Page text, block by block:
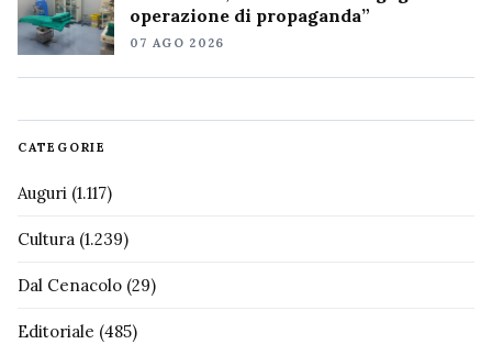
operazione di propaganda”
07 AGO 2026
CATEGORIE
Auguri (1.117)
Cultura (1.239)
Dal Cenacolo (29)
Editoriale (485)